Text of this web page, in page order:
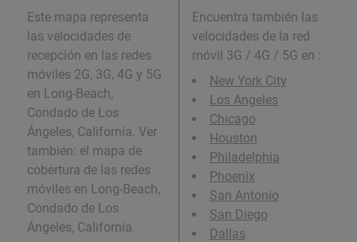
Este mapa representa
las velocidades de
recepción en las redes
móviles 2G, 3G, 4G y 5G
en Long-Beach,
Condado de Los
Ángeles, California. Ver
también: el mapa de
cobertura de las redes
móviles en Long-Beach,
Condado de Los
Ángeles, California.
Encuentra también las
velocidades de la red
móvil 3G / 4G / 5G en :
New York City
Los Angeles
Chicago
Houston
Philadelphia
Phoenix
San Antonio
San Diego
Dallas